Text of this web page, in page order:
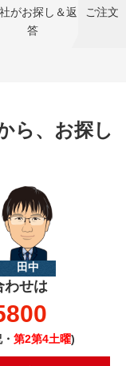
がお探し＆返
答
ご注文
ら、お探し
田中
わせは
第2第4土曜)